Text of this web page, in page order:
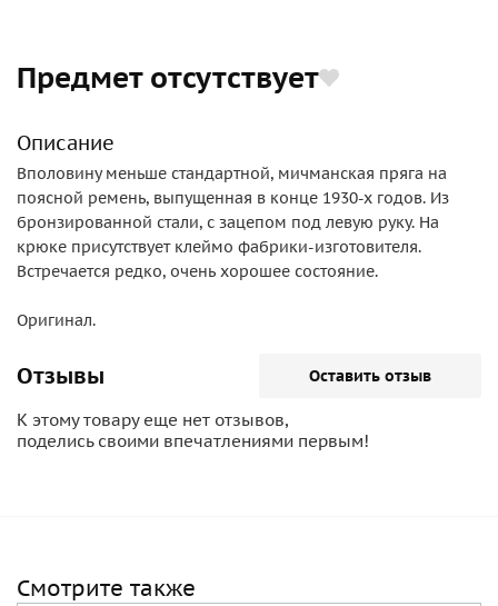
Предмет отсутствует
Описание
Вполовину меньше стандартной, мичманская пряга на
поясной ремень, выпущенная в конце 1930-х годов. Из
бронзированной стали, с зацепом под левую руку. На
крюке присутствует клеймо фабрики-изготовителя.
Встречается редко, очень хорошее состояние.
Оригинал.
Отзывы Оставить отзыв
К этому товару еще нет отзывов,
поделись своими впечатлениями первым!
Смотрите также